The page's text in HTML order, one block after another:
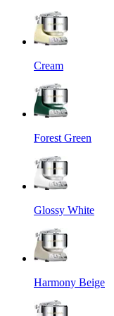
Cream
Forest Green
Glossy White
Harmony Beige